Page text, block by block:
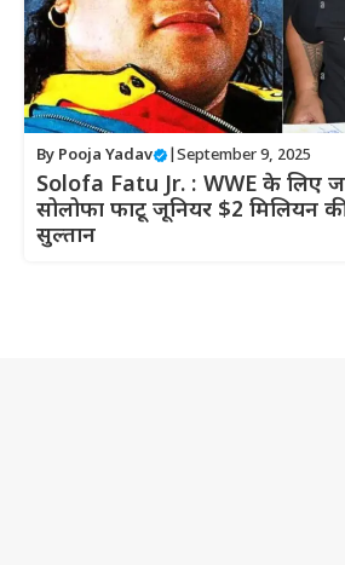
By Pooja Yadav September 9, 2025
Solofa Fatu Jr. : WWE के लिए
सोलोफा फाटू जूनियर $2 मिलियन
सुल्तान